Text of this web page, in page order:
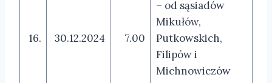
16. 30.12.2024 7.00
– od sąsiadów
Mikułów,
Putkowskich,
Filipów i
Michnowiczów